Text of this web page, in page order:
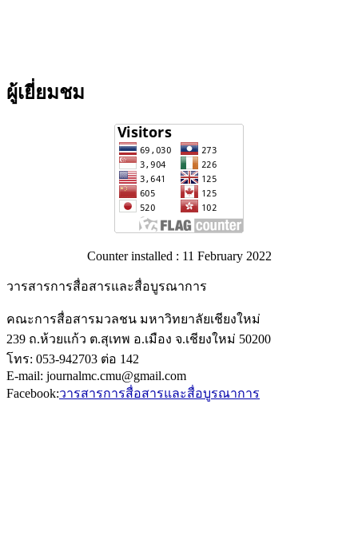
ผู้เยี่ยมชม
Counter installed : 11 February 2022
วารสารการสื่อสารและสื่อบูรณาการ
คณะการสื่อสารมวลชน มหาวิทยาลัยเชียงใหม่
239 ถ.ห้วยแก้ว ต.สุเทพ อ.เมือง จ.เชียงใหม่ 50200
โทร: 053-942703 ต่อ 142
E-mail: journalmc.cmu@gmail.com
Facebook:วารสารการสื่อสารและสื่อบูรณาการ